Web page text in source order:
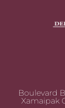
Boulevard
Xamaipak